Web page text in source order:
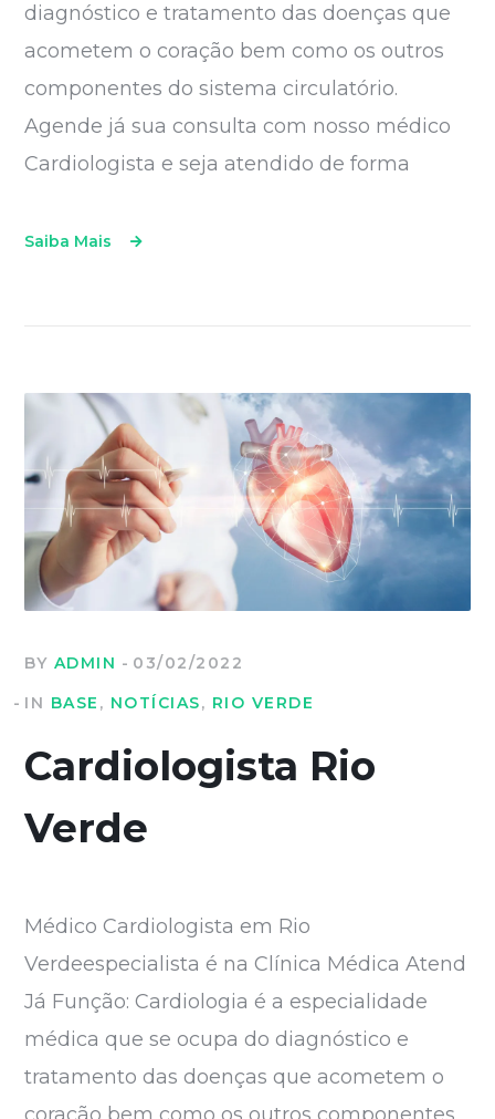
diagnóstico e tratamento das doenças que
acometem o coração bem como os outros
componentes do sistema circulatório.
Agende já sua consulta com nosso médico
Cardiologista e seja atendido de forma
Saiba Mais
BY ADMIN
03/02/2022
IN BASE , NOTÍCIAS, RIO VERDE
Cardiologista Rio
Verde
Médico Cardiologista em Rio
Verdeespecialista é na Clínica Médica Atend
Já Função: Cardiologia é a especialidade
médica que se ocupa do diagnóstico e
tratamento das doenças que acometem o